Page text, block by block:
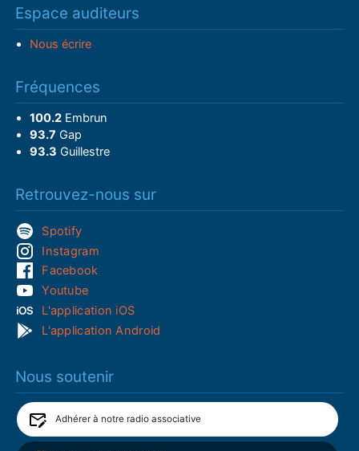
Espace auditeurs
Nous écrire
Fréquences
100.2Embrun
93.7 Gap
93.3 Guillestre
Retrouvez-nous sur
Spotify
Instagram
Facebook
Youtube
L'application iOS
L'application Android
Nous soutenir
Adhérer à notre radio associative